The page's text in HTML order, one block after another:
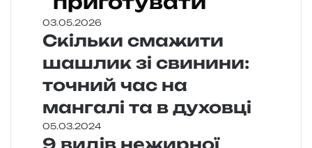
03.05.2026
Скільки смажити
шашлик зі свинини:
точний час на
мангалі та в духовці
05.03.2024